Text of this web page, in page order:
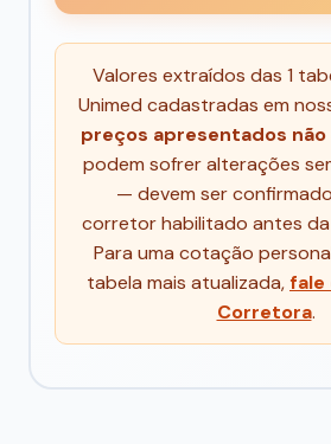
Valores extraídos das 1
Unimed cadastradas em
preços apresentados não
podem sofrer alterações
— devem ser
corretor habilitado antes
Para uma cotação
tabela mais atualizada,fale
Corretora.